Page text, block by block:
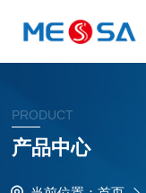
PRODUCT
产品中心